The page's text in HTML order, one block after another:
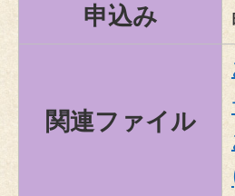
申込み
関連ファイル